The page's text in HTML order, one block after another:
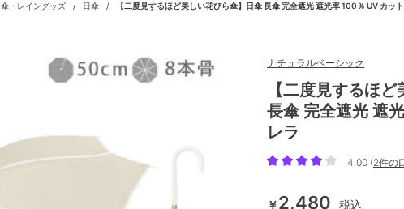
傘・レイングッズ / 日傘 / 【二度見するほど美しい花びら傘】日傘 長傘 完全遮光 遮光率 100％ UV カッ
ナチュラルベーシック
【二度見するほ
長傘 完全遮光 遮
レラ
4.00 (2件の
￥2,480 税込